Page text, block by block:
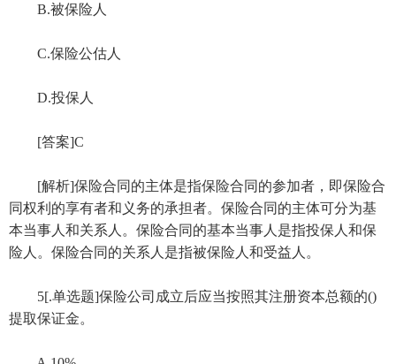
B.被保险人
C.保险公估人
D.投保人
[答案]C
[解析]保险合同的主体是指保险合同的参加者，即保险合
同权利的享有者和义务的承担者。保险合同的主体可分为基
本当事人和关系人。保险合同的基本当事人是指投保人和保
险人。保险合同的关系人是指被保险人和受益人。
5[.单选题]保险公司成立后应当按照其注册资本总额的()
提取保证金。